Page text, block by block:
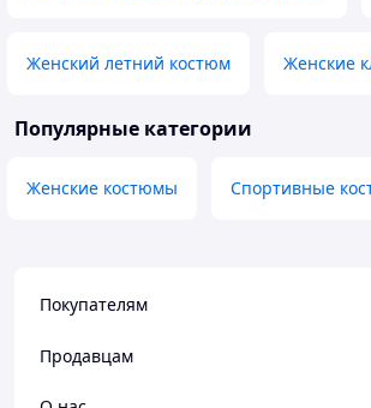
Женский летний костюм Женские
Популярные категории
Женские костюмы Спортивные
Покупателям
Продавцам